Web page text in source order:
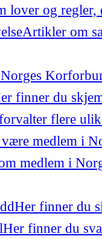
lover og regler,
Artikler om
finner du
flere
medlem i
medlem i
Her finner du
Her finner du